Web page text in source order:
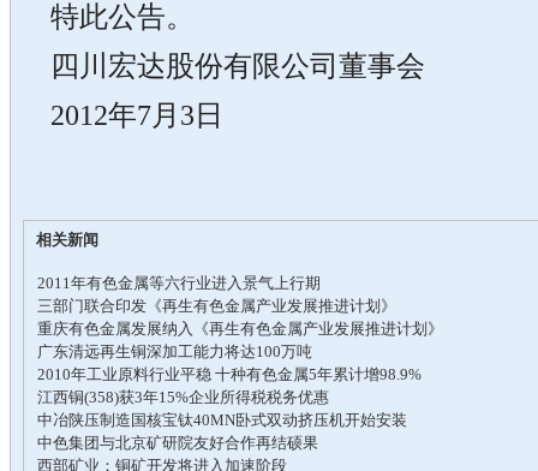
特此公告。
四川宏达股份有限公司董事会
2012年7月3日
相关新闻